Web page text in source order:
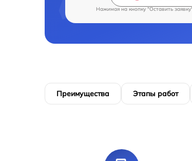
Нажимая на кнопку "Оставить
Преимущества Этапы работ